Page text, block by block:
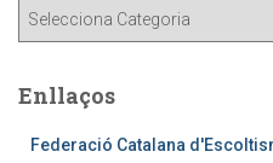
Enllaços
Federació Catalana